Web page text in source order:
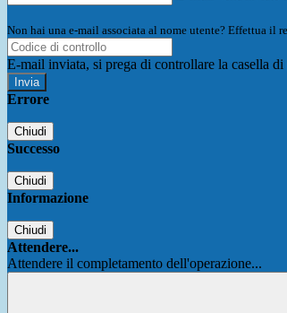
Non hai una e-mail associata al nome utente? Effettua il
E-mail inviata, si prega di controllare la casella di
Errore
Chiudi
Successo
Chiudi
Informazione
Chiudi
Attendere...
Attendere il completamento dell'operazione...